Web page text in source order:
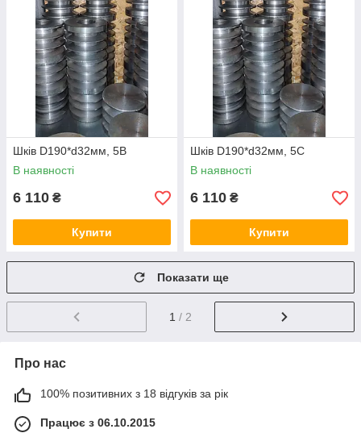
Шків D190*d32мм, 5В
В наявності
6 110 ₴
Купити
Шків D190*d32мм, 5С
В наявності
6 110 ₴
Купити
Показати ще
1 / 2
Про нас
100% позитивних з 18 відгуків за рік
Працює з 06.10.2015